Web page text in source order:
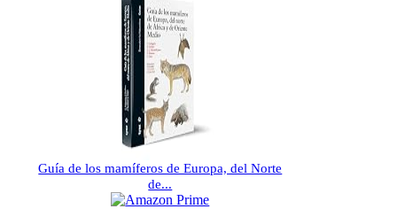
Guía de los mamíferos de Europa, del Norte
de...